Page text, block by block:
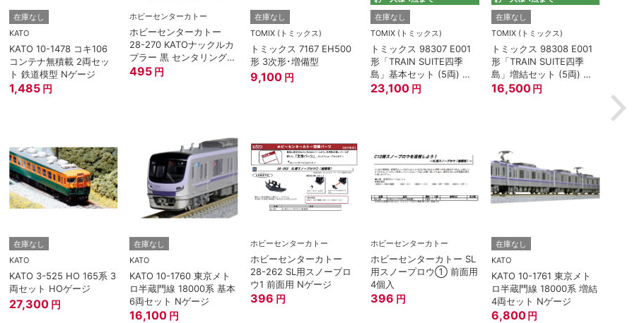
在庫なし
KATO
KATO 10-1478 コキ106
コンテナ無積載 2両セッ
ト 鉄道模型 Nゲージ
1,485 円
ホビーセンターカトー
ホビーセンターカトー
28-270 KATOナックルカ
プラー 黒 センタリングバ
ネ付 (10個入り） Nゲー
495 円
在庫なし
TOMIX (トミックス)
トミックス 7167 EH500
形 3次形･増備型
9,100 円
在庫なし
TOMIX (トミックス)
トミックス 98307 E001
形「TRAIN SUITE四季
島」基本セット (5両) 鉄
道模型
23,100 円
在庫なし
TOMIX (トミックス)
トミックス 98308 E001
形「TRAIN SUITE四季
島」増結セット (5両) 鉄
道模型
16,500 円
在庫なし
KATO
KATO 3-525 HO 165系 3
両セット HOゲージ
27,300 円
在庫なし
KATO
KATO 10-1760 東京メト
ロ半蔵門線 18000系 基本
6両セット Nゲージ
16,100 円
ホビーセンターカトー
ホビーセンターカトー
28-262 SL用スノープロ
ウ1 前面用 Nゲージ
396 円
ホビーセンターカトー
ホビーセンターカトー SL
用スノープロウ① 前面用
4個入
396 円
在庫なし
KATO
KATO 10-1761 東京メト
ロ半蔵門線 18000系 増結
4両セット Nゲージ
6,800 円